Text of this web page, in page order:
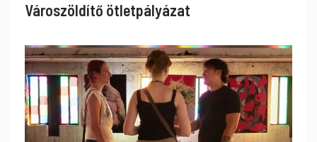
Városzöldítő ötletpályázat